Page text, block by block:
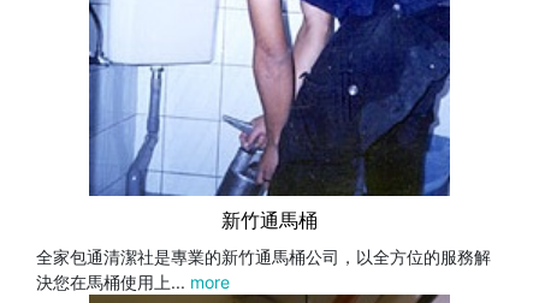
新竹通馬桶
全家包通清潔社是專業的新竹通馬桶公司，以全方位的服務解
決您在馬桶使用上... more